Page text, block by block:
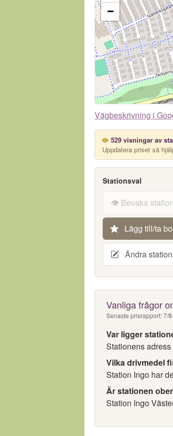
−
Vägbeskrivning i
529 visningar av
Uppdatera priset så
Stationsval
👁️ Bevaka
Lägg till/ta
Ändra
Vanliga frågor
Senaste prisrapport: 7/
Var ligger
Stationens
Vilka drivmedel
Station Ingo har
Är stationen
Station Ingo